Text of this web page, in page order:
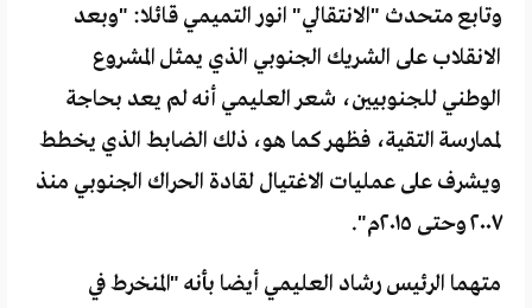
وتابع متحدث "الانتقالي" انور التميمي قائلا: "وبعد
الانقلاب على الشريك الجنوبي الذي يمثل المشروع
الوطني للجنوبيين، شعر العليمي أنه لم يعد بحاجة
لممارسة التقية، فظهر كما هو، ذلك الضابط الذي يخطط
ويشرف على عمليات الاغتيال لقادة الحراك الجنوبي منذ
٢٠٠٧ وحتى ٢٠١٥م".
متهما الرئيس رشاد العليمي أيضا بأنه "المنخرط في